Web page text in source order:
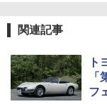
関連記事
ト
フ